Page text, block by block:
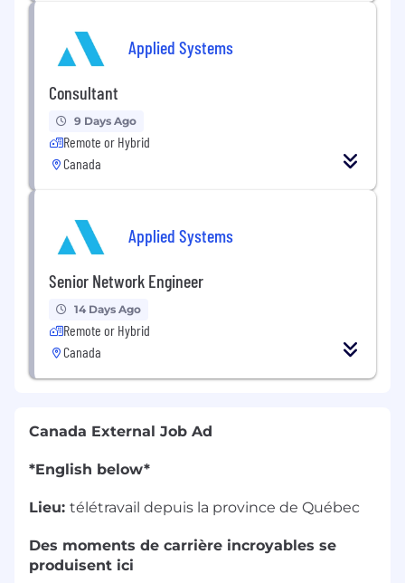
Applied Systems
Consultant
9 Days Ago
Remote or Hybrid
Canada
Applied Systems
Senior Network Engineer
14 Days Ago
Remote or Hybrid
Canada
Canada External Job Ad
*English below*
Lieu: télétravail depuis la province de Québec
Des moments de carrière incroyables se
produisent ici